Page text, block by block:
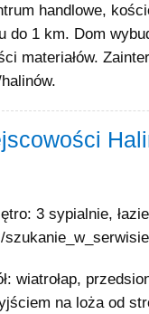
handlowe,
do 1 km. Dom
materiałów.
3 sypialnie,
wiatrołap,
na loża od